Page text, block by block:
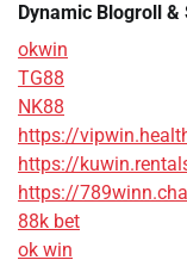
Dynamic Blogroll &
okwin
TG88
NK88
https://
https://
https://
88k bet
ok win